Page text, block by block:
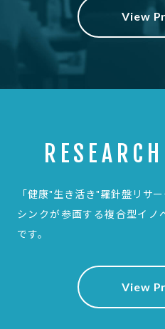
View
「健康"生き活き"羅針盤リサ
シンクが参画する複合型イノ
です。
View